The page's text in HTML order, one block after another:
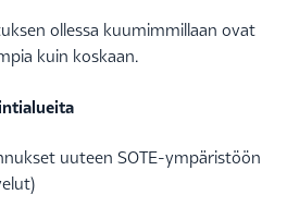
ollessa kuumimmillaan ovat
kuin koskaan.
uuteen SOTE-ympäristöön